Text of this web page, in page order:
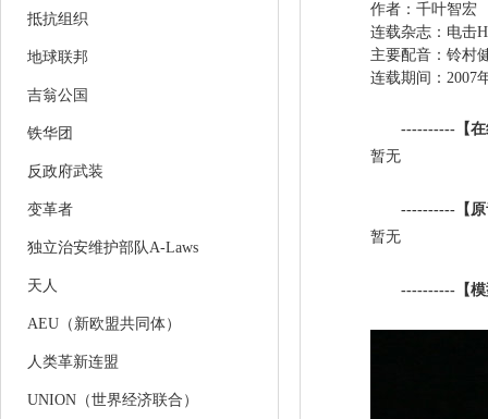
抵抗组织
地球联邦
吉翁公国
铁华团
反政府武装
变革者
独立治安维护部队A-Laws
天人
AEU（新欧盟共同体）
人类革新连盟
UNION（世界经济联合）
作者：千叶智宏
连载杂志：电击
主要配音：铃村
连载期间
----------【
暂无
---------- 【
暂无
---------- 【